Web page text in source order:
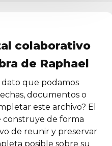
colaborativo
de Raphael
que podamos
documentos o
este archivo? El
construye de forma
de reunir y preservar
posible sobre su